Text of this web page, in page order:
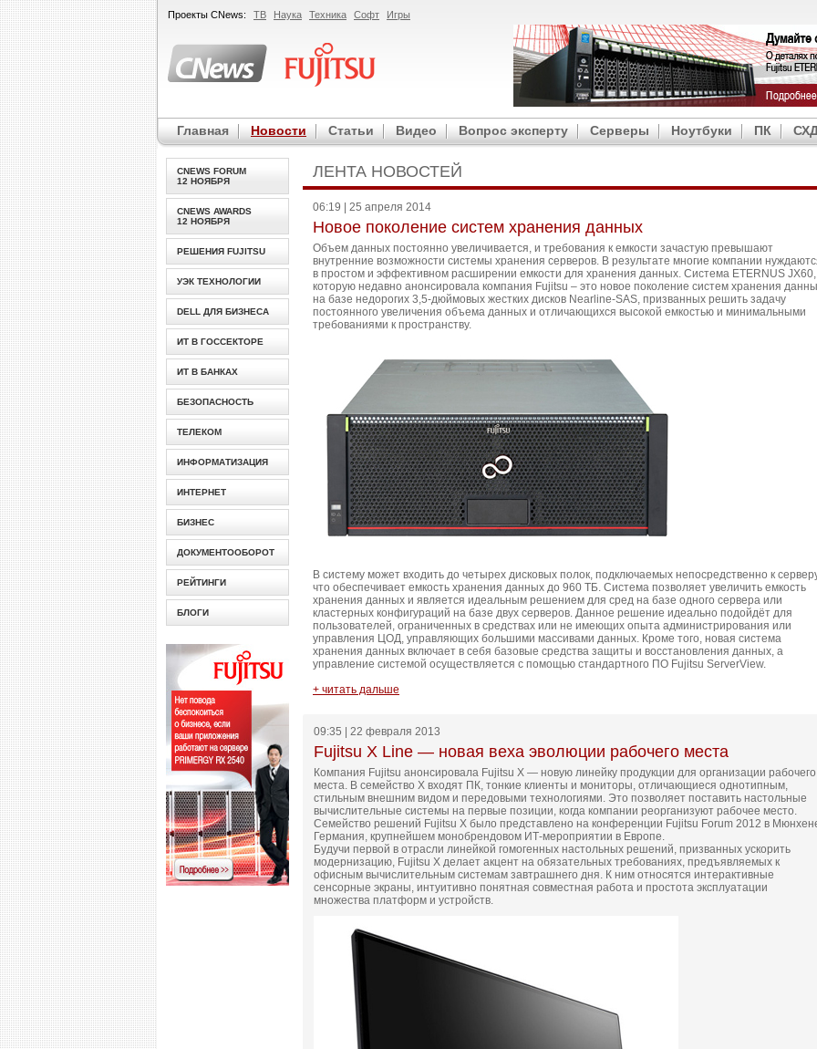
Проекты CNews: ТВ Наука Техника Софт Игры
Главная Новости Статьи Видео Вопрос эксперту Серверы Ноутбуки ПК
CNEWS FORUM
12 НОЯБРЯ
CNEWS AWARDS
12 НОЯБРЯ
РЕШЕНИЯ FUJITSU
УЭК ТЕХНОЛОГИИ
DELL ДЛЯ БИЗНЕСА
ИТ В ГОССЕКТОРЕ
ИТ В БАНКАХ
БЕЗОПАСНОСТЬ
ТЕЛЕКОМ
ИНФОРМАТИЗАЦИЯ
ИНТЕРНЕТ
БИЗНЕС
ДОКУМЕНТООБОРОТ
РЕЙТИНГИ
БЛОГИ
ЛЕНТА НОВОСТЕЙ
06:19 | 25 апреля 2014
Новое поколение систем хранения данных
Объем данных постоянно увеличивается, и требования к емкости зачастую превышают
внутренние возможности системы хранения серверов. В результате многие компании
в простом и эффективном расширении емкости для хранения данных. Система ETERNUS JX60,
которую недавно анонсировала компания Fujitsu – это новое поколение систем хранения
на базе недорогих 3,5-дюймовых жестких дисков Nearline-SAS, призванных решить задачу
постоянного увеличения объема данных и отличающихся высокой емкостью и минимальными
требованиями к пространству.
В систему может входить до четырех дисковых полок, подключаемых непосредственно к
что обеспечивает емкость хранения данных до 960 ТБ. Система позволяет увеличить емкость
хранения данных и является идеальным решением для сред на базе одного сервера или
кластерных конфигураций на базе двух серверов. Данное решение идеально подойдёт для
пользователей, ограниченных в средствах или не имеющих опыта администрирования или
управления ЦОД, управляющих большими массивами данных. Кроме того, новая система
хранения данных включает в себя базовые средства защиты и восстановления данных, а
управление системой осуществляется с помощью стандартного ПО Fujitsu ServerView.
+ читать дальше
09:35 | 22 февраля 2013
Fujitsu X Line — новая веха эволюции рабочего места
Компания Fujitsu анонсировала Fujitsu X — новую линейку продукции для организации рабочего
места. В семейство X входят ПК, тонкие клиенты и мониторы, отличающиеся однотипным,
стильным внешним видом и передовыми технологиями. Это позволяет поставить настольные
вычислительные системы на первые позиции, когда компании реорганизуют рабочее место.
Семейство решений Fujitsu X было представлено на конференции Fujitsu Forum 2012 в
Германия, крупнейшем монобрендовом ИТ-мероприятии в Европе.
Будучи первой в отрасли линейкой гомогенных настольных решений, призванных ускорить
модернизацию, Fujitsu X делает акцент на обязательных требованиях, предъявляемых к
офисным вычислительным системам завтрашнего дня. К ним относятся интерактивные
сенсорные экраны, интуитивно понятная совместная работа и простота эксплуатации
множества платформ и устройств.